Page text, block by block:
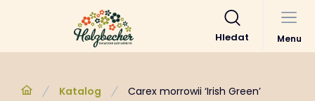
Hledat Menu
Katalog Carex morrowii ‘Irish Green’